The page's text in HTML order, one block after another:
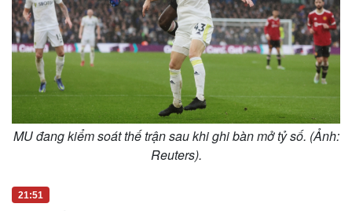
Lịch thi đấu bóng đá
Thế giới thể thao
eSports
Hậu trường
Xe máy
Tư vấn
MU đang kiểm soát thế trận sau khi ghi bàn mở tỷ số. (Ảnh:
Reuters).
21:51